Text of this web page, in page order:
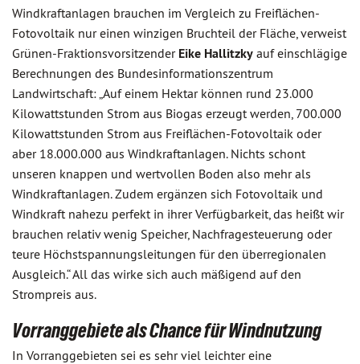
Windkraftanlagen brauchen im Vergleich zu Freiflächen-
Fotovoltaik nur einen winzigen Bruchteil der Fläche, verweist
Grünen-Fraktionsvorsitzender Eike Hallitzky auf einschlägige
Berechnungen des Bundesinformationszentrum
Landwirtschaft: „Auf einem Hektar können rund 23.000
Kilowattstunden Strom aus Biogas erzeugt werden, 700.000
Kilowattstunden Strom aus Freiflächen-Fotovoltaik oder
aber 18.000.000 aus Windkraftanlagen. Nichts schont
unseren knappen und wertvollen Boden also mehr als
Windkraftanlagen. Zudem ergänzen sich Fotovoltaik und
Windkraft nahezu perfekt in ihrer Verfügbarkeit, das heißt wir
brauchen relativ wenig Speicher, Nachfragesteuerung oder
teure Höchstspannungsleitungen für den überregionalen
Ausgleich.“ All das wirke sich auch mäßigend auf den
Strompreis aus.
Vorranggebiete als Chance für Windnutzung
In Vorranggebieten sei es sehr viel leichter eine